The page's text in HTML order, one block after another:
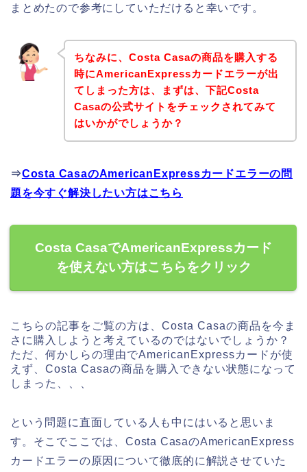
まとめたので参考にしていただけると幸いです。
ちなみに、Costa Casaの商品を購入する
時にAmericanExpressカードエラーが出
てしまった方は、まずは、下記Costa
Casaの公式サイトをチェックされてみて
はいかがでしょうか？
⇒Costa CasaのAmericanExpressカードエラーの問
題を今すぐ解決したい方はこちら
Costa CasaでAmericanExpressカード
を使えない方はこちらをクリック
こちらの記事をご覧の方は、Costa Casaの商品を今ま
さに購入しようと考えているのではないでしょうか？
ただ、何かしらの理由でAmericanExpressカードが使
えず、Costa Casaの商品を購入できない状態になって
しまった、、、
という問題に直面している人も中にはいると思いま
す。そこでここでは、Costa CasaのAmericanExpress
カードエラーの原因について徹底的に解説させていた